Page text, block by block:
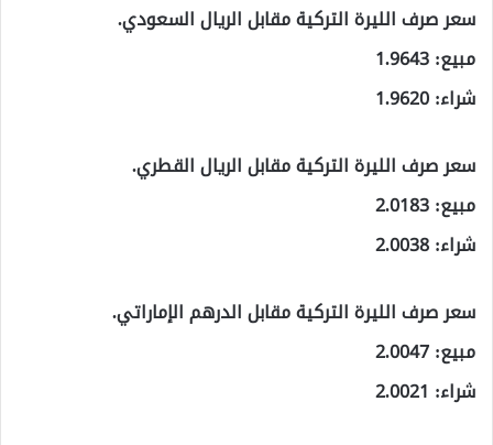
سعر صرف الليرة التركية مقابل الريال السعودي.
مبيع: 1.9643
شراء: 1.9620
سعر صرف الليرة التركية مقابل الريال القطري.
مبيع: 2.0183
شراء: 2.0038
سعر صرف الليرة التركية مقابل الدرهم الإماراتي.
مبيع: 2.0047
شراء: 2.0021